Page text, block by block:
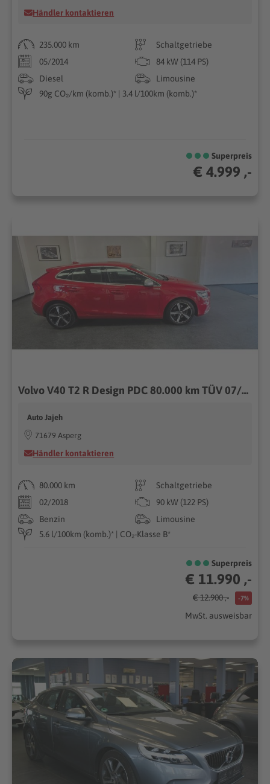
Händler kontaktieren
235.000 km
Schaltgetriebe
05/2014
84 kW (114 PS)
Diesel
Limousine
90g CO₂/km (komb.)* | 3.4 l/100km (komb.)*
Superpreis
€ 4.999 ,-
Volvo V40 T2 R Design PDC 80.000 km TÜV 07/2028
Auto Jajeh
71679 Asperg
Händler kontaktieren
80.000 km
Schaltgetriebe
02/2018
90 kW (122 PS)
Benzin
Limousine
5.6 l/100km (komb.)* | CO₂-Klasse B*
Superpreis
€ 11.990 ,-
€ 12.900 ,- -7%
MwSt. ausweisbar